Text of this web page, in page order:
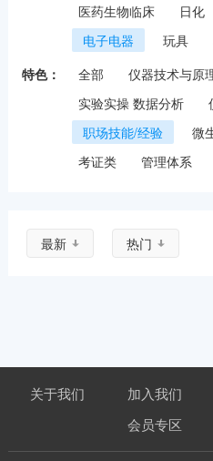
医药生物临床
日化
电子电器
玩具
特色：
全部 仪器技术与原
实验实操 数据分析
职场技能/经验
微
考证类
管理体系
最新 热门
关于我们 加入我们
会员专区